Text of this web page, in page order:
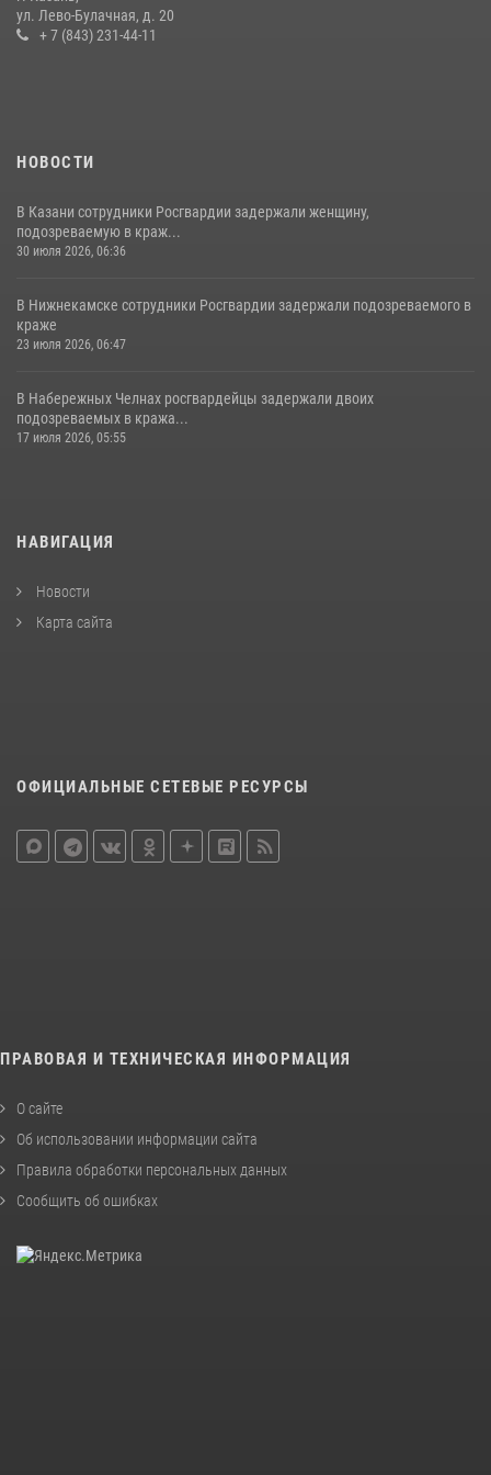
Росгвардии
15 июля 2026, 08:41
ул. Лево-Булачная, д. 20
+ 7 (843) 231-44-11
НОВОСТИ
В Казани сотрудники Росгвардии задержали женщину,
подозреваемую в краж...
30 июля 2026, 06:36
В Нижнекамске сотрудники Росгвардии задержали подозреваемого в
краже
23 июля 2026, 06:47
В Набережных Челнах росгвардейцы задержали двоих
подозреваемых в кража...
17 июля 2026, 05:55
НАВИГАЦИЯ
Новости
Карта сайта
ОФИЦИАЛЬНЫЕ СЕТЕВЫЕ РЕСУРСЫ
ПРАВОВАЯ И ТЕХНИЧЕСКАЯ ИНФОРМАЦИЯ
О сайте
Об использовании информации сайта
Правила обработки персональных данных
Сообщить об ошибках